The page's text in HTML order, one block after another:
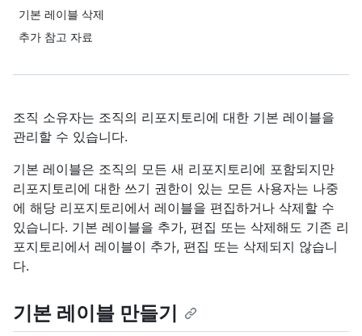
기본 레이블 삭제
추가 참고 자료
조직 소유자는 조직의 리포지토리에 대한 기본 레이블을
관리할 수 있습니다.
기본 레이블은 조직의 모든 새 리포지토리에 포함되지만
리포지토리에 대한 쓰기 권한이 있는 모든 사용자는 나중
에 해당 리포지토리에서 레이블을 편집하거나 삭제할 수
있습니다. 기본 레이블을 추가, 편집 또는 삭제해도 기존 리
포지토리에서 레이블이 추가, 편집 또는 삭제되지 않습니
다.
기본 레이블 만들기